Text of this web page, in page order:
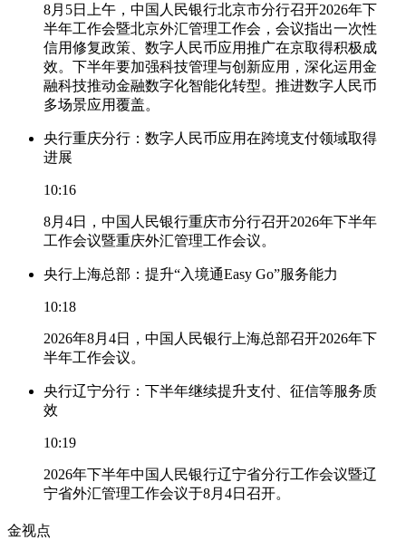
8月5日上午，中国人民银行北京市分行召开2026年下
半年工作会暨北京外汇管理工作会，会议指出一次性
信用修复政策、数字人民币应用推广在京取得积极成
效。下半年要加强科技管理与创新应用，深化运用金
融科技推动金融数字化智能化转型。推进数字人民币
多场景应用覆盖。
央行重庆分行：数字人民币应用在跨境支付领域取得
进展
10:16
8月4日，中国人民银行重庆市分行召开2026年下半年
工作会议暨重庆外汇管理工作会议。
央行上海总部：提升“入境通Easy Go”服务能力
10:18
2026年8月4日，中国人民银行上海总部召开2026年下
半年工作会议。
央行辽宁分行：下半年继续提升支付、征信等服务质
效
10:19
2026年下半年中国人民银行辽宁省分行工作会议暨辽
宁省外汇管理工作会议于8月4日召开。
金视点